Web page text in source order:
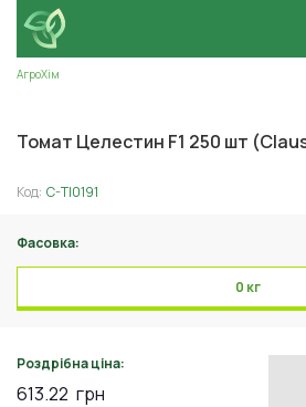
АгроХім
Томат Целестин F1 250 шт
Код: C-TI0191
Фасовка:
0 кг
Роздрібна ціна:
613.22 грн